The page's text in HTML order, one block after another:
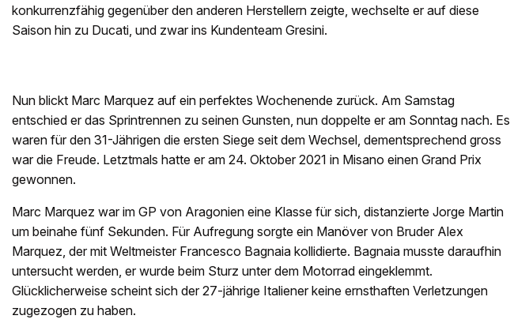
konkurrenzfähig gegenüber den anderen Herstellern zeigte, wechselte er auf diese
Saison hin zu Ducati, und zwar ins Kundenteam Gresini.
Nun blickt Marc Marquez auf ein perfektes Wochenende zurück. Am Samstag
entschied er das Sprintrennen zu seinen Gunsten, nun doppelte er am Sonntag nach. Es
waren für den 31-Jährigen die ersten Siege seit dem Wechsel, dementsprechend gross
war die Freude. Letztmals hatte er am 24. Oktober 2021 in Misano einen Grand Prix
gewonnen.
Marc Marquez war im GP von Aragonien eine Klasse für sich, distanzierte Jorge Martin
um beinahe fünf Sekunden. Für Aufregung sorgte ein Manöver von Bruder Alex
Marquez, der mit Weltmeister Francesco Bagnaia kollidierte. Bagnaia musste daraufhin
untersucht werden, er wurde beim Sturz unter dem Motorrad eingeklemmt.
Glücklicherweise scheint sich der 27-jährige Italiener keine ernsthaften Verletzungen
zugezogen zu haben.